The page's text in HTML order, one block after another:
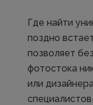
Где найти
поздно
позволяет
фотостока
или